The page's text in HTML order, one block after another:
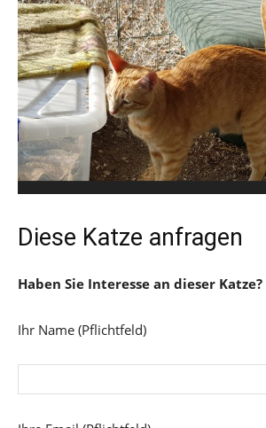
Diese Katze anfragen
Haben Sie Interesse an dieser Katze?
Ihr Name (Pflichtfeld)